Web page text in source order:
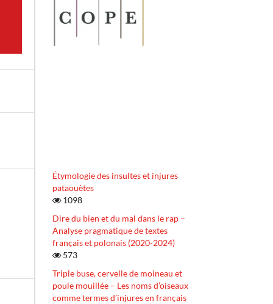
Étymologie des insultes et injures
pataouètes
1098
Dire du bien et du mal dans le rap –
Analyse pragmatique de textes
français et polonais (2020-2024)
573
Triple buse, cervelle de moineau et
poule mouillée – Les noms d’oiseaux
comme termes d’injures en français